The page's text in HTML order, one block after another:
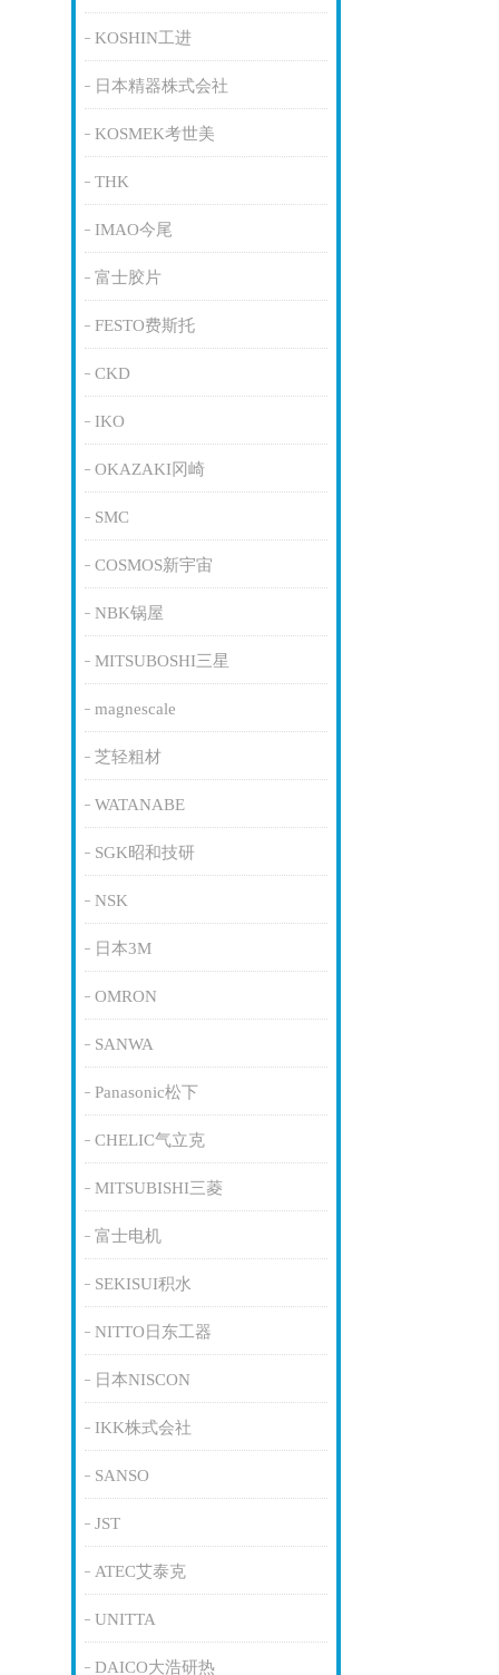
KOSHIN工进
日本精器株式会社
KOSMEK考世美
THK
IMAO今尾
富士胶片
FESTO费斯托
CKD
IKO
OKAZAKI冈崎
SMC
COSMOS新宇宙
NBK锅屋
MITSUBOSHI三星
magnescale
芝轻粗材
WATANABE
SGK昭和技研
NSK
日本3M
OMRON
SANWA
Panasonic松下
CHELIC气立克
MITSUBISHI三菱
富士电机
SEKISUI积水
NITTO日东工器
日本NISCON
IKK株式会社
SANSO
JST
ATEC艾泰克
UNITTA
DAICO大浩研热